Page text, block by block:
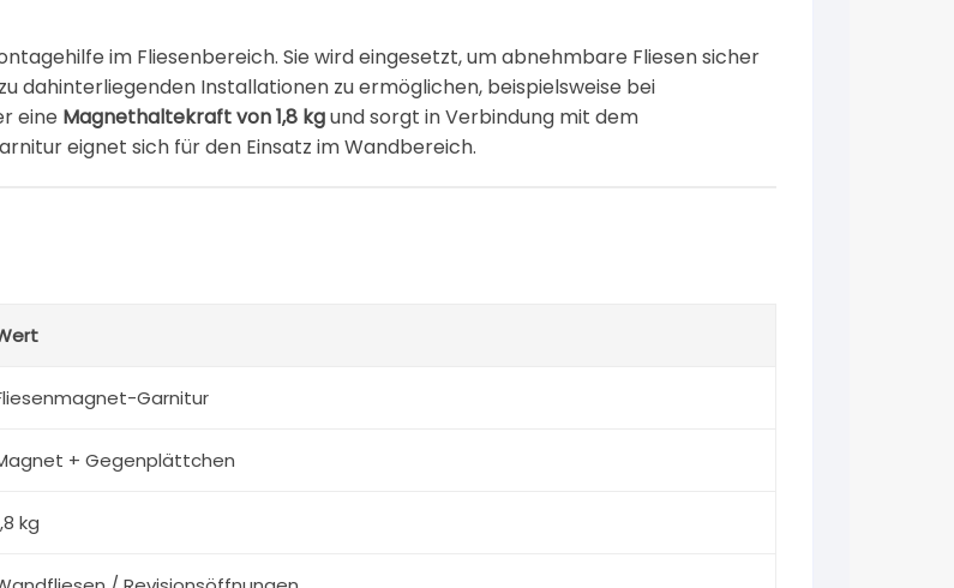
im Fliesenbereich. Sie wird eingesetzt, um abnehmbare Fliesen sicher
dahinterliegenden Installationen zu ermöglichen, beispielsweise bei
eine Magnethaltekraft von 1,8 kgund sorgt in Verbindung mit dem
eignet sich für den Einsatz im Wandbereich.
Garnitur
+ Gegenplättchen
kg